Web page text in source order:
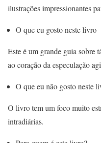
ilustrações impressionantes
O que eu gosto neste livro
Este é um grande guia sobre
ao coração da especulação
O que eu não gosto neste
O livro tem um foco muito
intradiárias.